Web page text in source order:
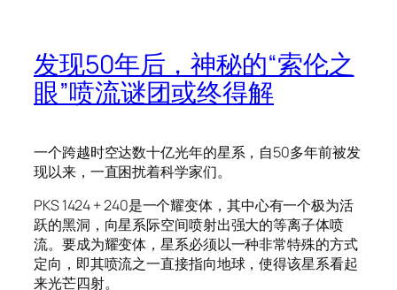
发现50年后，神秘的“索伦之
眼”喷流谜团或终得解
一个跨越时空达数十亿光年的星系，自50多年前被发
现以来，一直困扰着科学家们。
PKS 1424 + 240是一个耀变体，其中心有一个极为活
跃的黑洞，向星系际空间喷射出强大的等离子体喷
流。要成为耀变体，星系必须以一种非常特殊的方式
定向，即其喷流之一直接指向地球，使得该星系看起
来光芒四射。